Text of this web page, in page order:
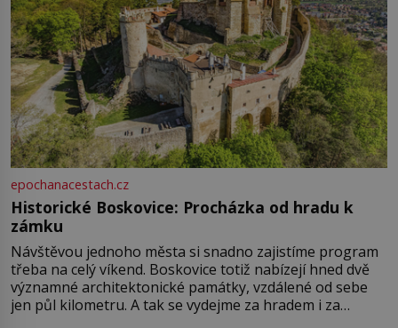
epochanacestach.cz
Historické Boskovice: Procházka od hradu k
zámku
Návštěvou jednoho města si snadno zajistíme program
třeba na celý víkend. Boskovice totiž nabízejí hned dvě
významné architektonické památky, vzdálené od sebe
jen půl kilometru. A tak se vydejme za hradem i za